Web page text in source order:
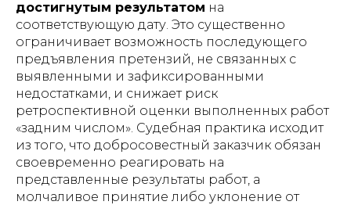
достигнутым результатом на
соответствующую дату. Это существенно
ограничивает возможность последующего
предъявления претензий, не связанных с
выявленными и зафиксированными
недостатками, и снижает риск
ретроспективной оценки выполненных работ
«задним числом». Судебная практика исходит
из того, что добросовестный заказчик обязан
своевременно реагировать на
представленные результаты работ, а
молчаливое принятие либо уклонение от